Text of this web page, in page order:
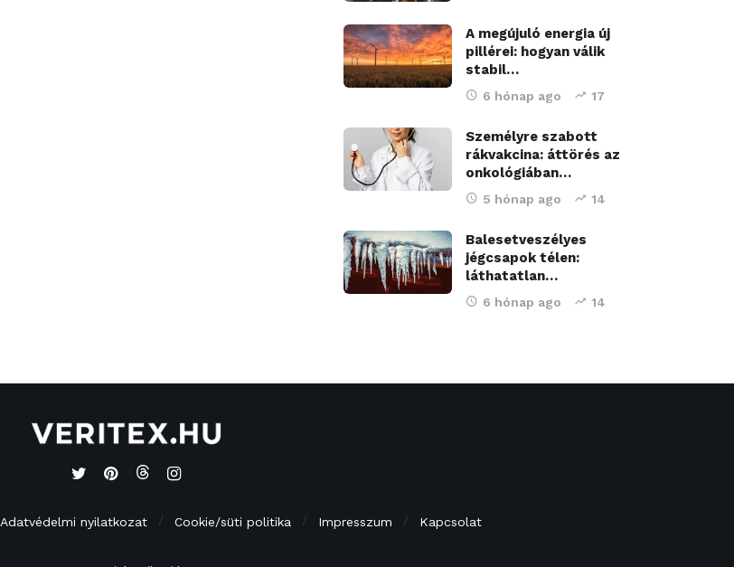
A megújuló energia új
pillérei: hogyan válik
stabil…
6 hónap ago 17
Személyre szabott
rákvakcina: áttörés az
onkológiában…
5 hónap ago 14
Balesetveszélyes
jégcsapok télen:
láthatatlan…
6 hónap ago 14
Adatvédelmi nyilatkozat Cookie/süti politika Impresszum Kapcsolat